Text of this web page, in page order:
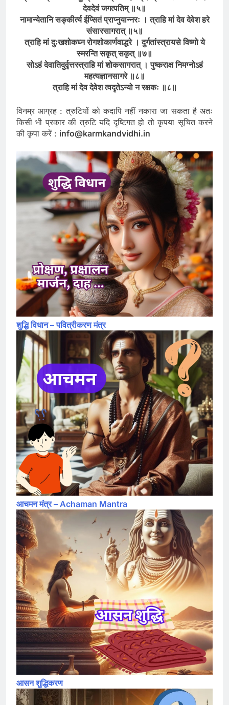
देवदेवं जगत्पतिम् ॥५॥
नामान्येतानि सङ्कीर्त्य ईप्सितं प्राप्नुयान्नरः । त्राहि मां देव देवेश हरे
संसारसागरात् ॥५॥
त्राहि मां दुःखशोकघ्न रोगशोकार्णवाद्धरे । दुर्गतांस्त्रायसे विष्णो ये
स्मरन्ति सकृत् सकृत् ॥७॥
सोऽहं देवातिदुर्वृत्तस्त्राहि मां शोकसागरात् । पुष्कराक्ष निमग्नोऽहं
महत्यज्ञानसागरे ॥८॥
त्राहि मां देव देवेश त्वदृतेऽन्यो न रक्षकः ॥८॥
विनम्र आग्रह : त्रुटियों को कदापि नहीं नकारा जा सकता है अतः
किसी भी प्रकार की त्रुटि यदि दृष्टिगत हो तो कृपया सूचित करने
की कृपा करें : info@karmkandvidhi.in
शुद्धि विधान – पवित्रीकरण मंत्र
आचमन मंत्र – Achaman Mantra
आसन शुद्धिकरण